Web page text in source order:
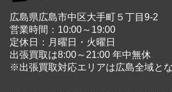
広島を拠点に幅広く中古品の買取と販売を
総合リユースショップ